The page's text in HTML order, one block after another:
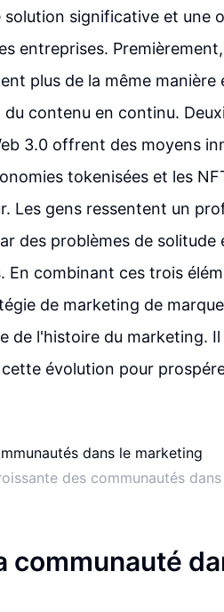
solution significative et une
entreprises.
plus de la même manière
contenu en continu.
3.0 offrent des moyens
tokenisées et les
Les gens ressentent un
des problèmes de solitude
En combinant ces trois
de marketing de
de l'histoire du marketing.
évolution pour
des communautés
communauté